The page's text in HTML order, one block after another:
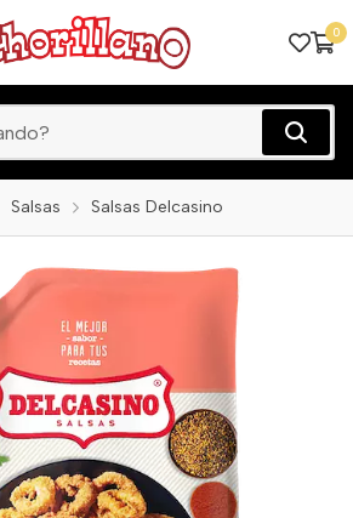
0
Salsas Salsas Delcasino